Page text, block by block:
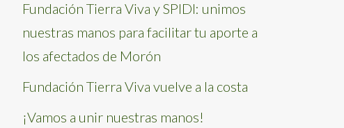
Fundación Tierra Viva y SPIDI: unimos
nuestras manos para facilitar tu aporte a
los afectados de Morón
Fundación Tierra Viva vuelve a la costa
¡Vamos a unir nuestras manos!